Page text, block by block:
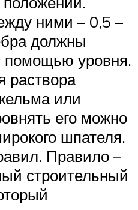
ними – 0,5 –
должны
помощью уровня.
раствора
или
его можно
шпателя.
Правило –
строительный